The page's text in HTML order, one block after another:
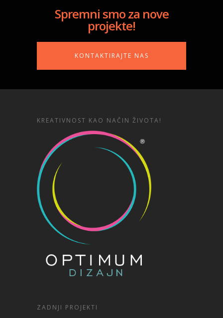
Spremni smo za nove
projekte!
KONTAKTIRAJTE NAS
KREATIVNOST KAO NAČIN ŽIVOTA!
ZADNJI PROJEKTI